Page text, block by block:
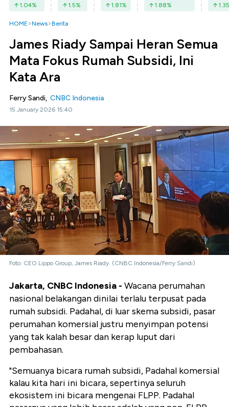
1.04% 1.5% 1.81% 1.88% 1.35
HOME News Berita
James Riady Sampai Heran Semua
Mata Fokus Rumah Subsidi, Ini
Kata Ara
Ferry Sandi, CNBC Indonesia
15 January 2026 15:40
Foto: CEO Lippo Group, James Riady. (CNBC Indonesia/Ferry Sandi)
Jakarta, CNBC Indonesia - Wacana perumahan
nasional belakangan dinilai terlalu terpusat pada
rumah subsidi. Padahal, di luar skema subsidi, pasar
perumahan komersial justru menyimpan potensi
yang tak kalah besar dan kerap luput dari
pembahasan.
"Semuanya bicara rumah subsidi, Padahal komersial
kalau kita hari ini bicara, sepertinya seluruh
ekosistem ini bicara mengenai FLPP. Padahal